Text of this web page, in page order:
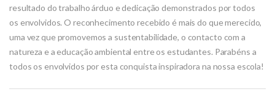
resultado do trabalho árduo e dedicação demonstrados por todos
os envolvidos. O reconhecimento recebido é mais do que merecido,
uma vez que promovemos a sustentabilidade, o contacto com a
natureza e a educação ambiental entre os estudantes. Parabéns a
todos os envolvidos por esta conquista inspiradora na nossa escola!